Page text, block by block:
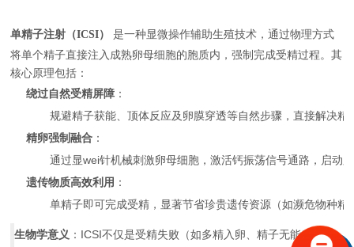
单精子注射（ICSI）
是一种显微操作辅助生殖技术，通过物理方式
将单个精子直接注入成熟卵母细胞的胞质内，强制完成受精过程。其
核心原理包括：
绕过自然受精屏障 ：
规避精子获能、顶体反应及卵膜穿透等自然步骤，直接解决
精卵强制融合 ：
通过显wei针机械刺激卵母细胞，激活钙振荡信号通路，启动
遗传物质高效利用 ：
单精子即可完成受精，显著节省珍贵遗传资源（如濒危物种精
生物学意义 ：ICSI不仅是受精失败（如多精入卵、精子无能）的补